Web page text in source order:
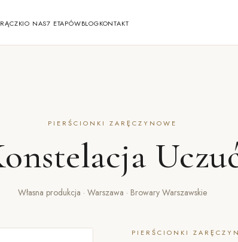
O NAS7 ETAPÓWBLOGKONTAKT
PIERŚCIONKI ZARĘCZYNOWE
Własna produkcja · Warszawa · Browary Warszawskie
PIERŚCIONKI